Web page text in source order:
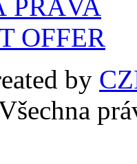
PRÁVA
OFFER
by